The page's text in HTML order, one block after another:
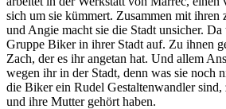
sich um sie kümmert. Zusammen mit
und Angie macht sie die Stadt unsicher. Da
Gruppe Biker in ihrer Stadt auf. Zu ihnen
Zach, der es ihr angetan hat. Und allem
wegen ihr in der Stadt, denn was sie noch
die Biker ein Rudel Gestaltenwandler sind,
und ihre Mutter gehört haben.